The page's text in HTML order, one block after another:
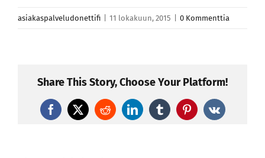
asiakaspalveludonettifi 11 lokakuun, 2015 0 Kommenttia
Share This Story, Choose Your Platform!
Facebook
X RedditLinkedInTumblrPinterest
Vk